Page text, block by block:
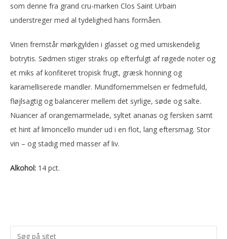
som denne fra grand cru-marken Clos Saint Urbain
understreger med al tydelighed hans formåen.
Vinen fremstår mørkgylden i glasset og med umiskendelig
botrytis. Sødmen stiger straks op efterfulgt af røgede noter og
et miks af konfiteret tropisk frugt, græsk honning og
karamelliserede mandler. Mundfornemmelsen er fedmefuld,
fløjlsagtig og balancerer mellem det syrlige, søde og salte.
Nuancer af orangemarmelade, syltet ananas og fersken samt
et hint af limoncello munder ud i en flot, lang eftersmag. Stor
vin – og stadig med masser af liv.
Alkohol: 14 pct.
Primær
Søg